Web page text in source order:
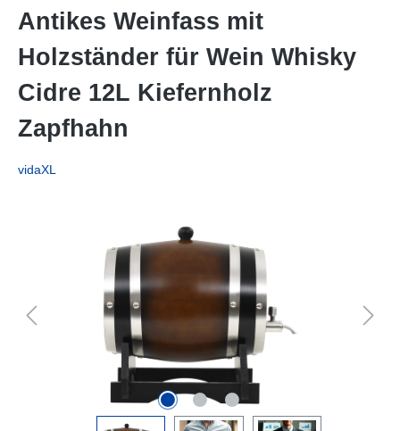
Antikes Weinfass mit
Holzständer für Wein Whisky
Cidre 12L Kiefernholz
Zapfhahn
vidaXL